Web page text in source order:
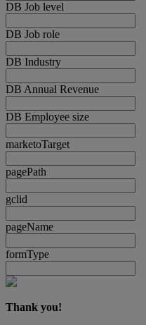
DB Job level
DB Job role
DB Industry
DB Annual Revenue
DB Employee size
marketoTarget
pagePath
gclid
pageName
formType
Thank you!